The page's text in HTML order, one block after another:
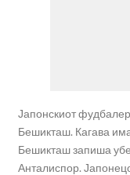
Јапонскиот фудбалер
Бешикташ. Кагава
Бешикташ запиша
Анталиспор.